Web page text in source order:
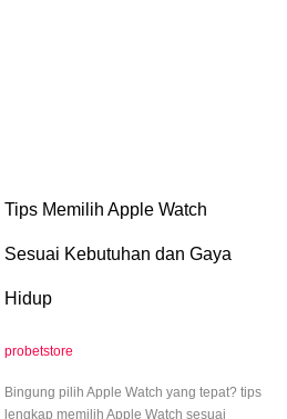
Tips Memilih Apple Watch
Sesuai Kebutuhan dan Gaya
Hidup
probetstore
Bingung pilih Apple Watch yang tepat? tips
lengkap memilih Apple Watch sesuai